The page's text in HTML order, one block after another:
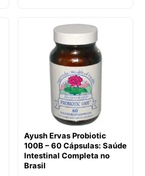
Ayush Ervas Probiotic
100B – 60 Cápsulas: Saúde
Intestinal Completa no
Brasil